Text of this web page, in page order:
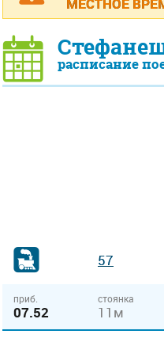
расписание
57
приб.
07.52
стоянка
11м